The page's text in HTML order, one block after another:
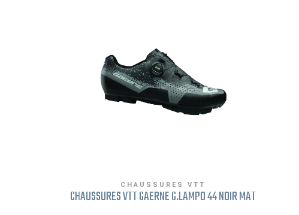
CHAUSSURES VTT
CHAUSSURES VTT GAERNE G.LAMPO 44 NOIR MAT